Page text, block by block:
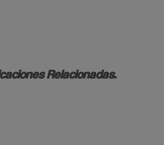
Relacionadas.